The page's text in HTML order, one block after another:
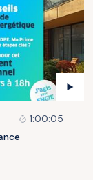
1:00:05